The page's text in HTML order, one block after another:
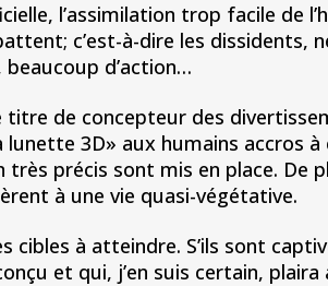
l’assimilation trop facile
c’est-à-dire les dissidents,
beaucoup d’action…
titre de concepteur des
3D» aux humains accros
très précis sont mis en place.
à une vie quasi-végétative.
à atteindre. S’ils sont
et qui, j’en suis certain,